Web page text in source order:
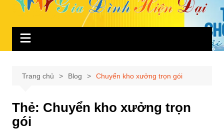
Trang chủ Blog Chuyển kho xưởng trọn gói
Thẻ: Chuyển kho xưởng trọn
gói